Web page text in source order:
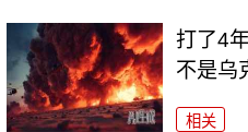
打了4
不是乌
相关